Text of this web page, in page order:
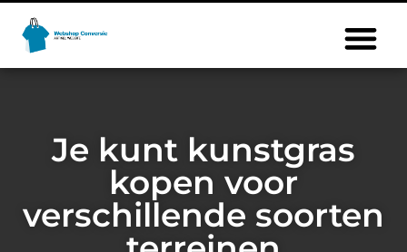
Je kunt kunstgras
kopen voor
verschillende soorten